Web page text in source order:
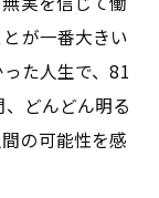
が一番大きい
た人生で、81
どんどん明る
の可能性を感